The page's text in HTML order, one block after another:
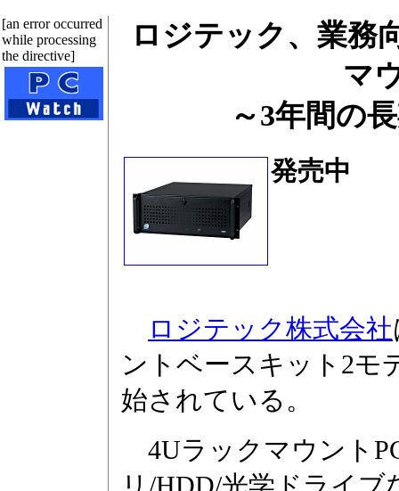
[an error occurred
while processing
the directive]
ロジテック、業務
マ
～3年間の
発売中
ロジテック株式会社
ントベースキット2モ
始されている。
4Uラックマウント